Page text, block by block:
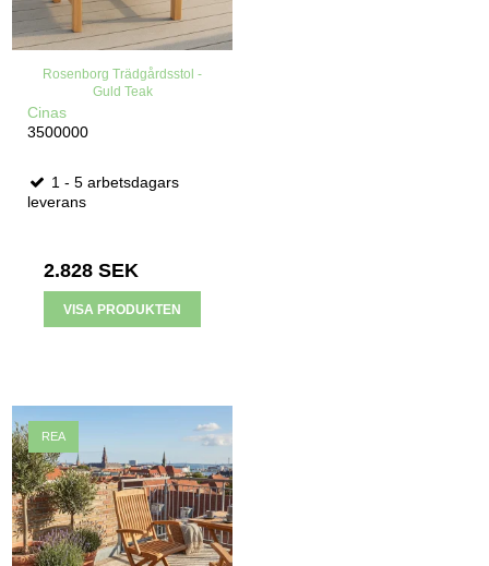
Rosenborg Trädgårdsstol -
Guld Teak
Cinas
3500000
1 - 5 arbetsdagars
leverans
2.828 SEK
VISA PRODUKTEN
REA